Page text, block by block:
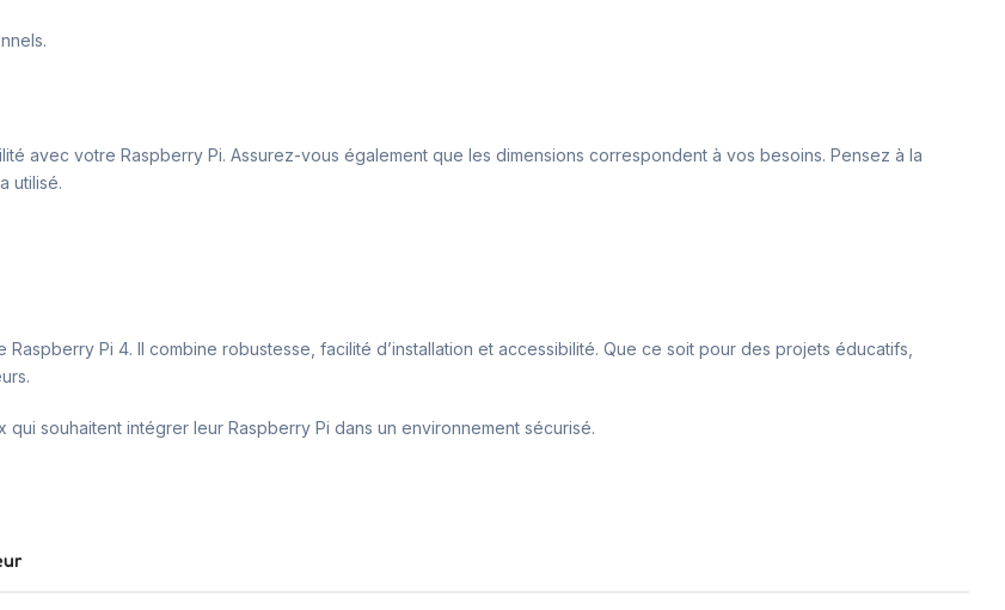
avec votre Raspberry Pi. Assurez-vous également que les dimensions correspondent à vos besoins. Pensez à la
utilisé.
Pi 4. Il combine robustesse, facilité d’installation et accessibilité. Que ce soit pour des projets éducatifs,
souhaitent intégrer leur Raspberry Pi dans un environnement sécurisé.